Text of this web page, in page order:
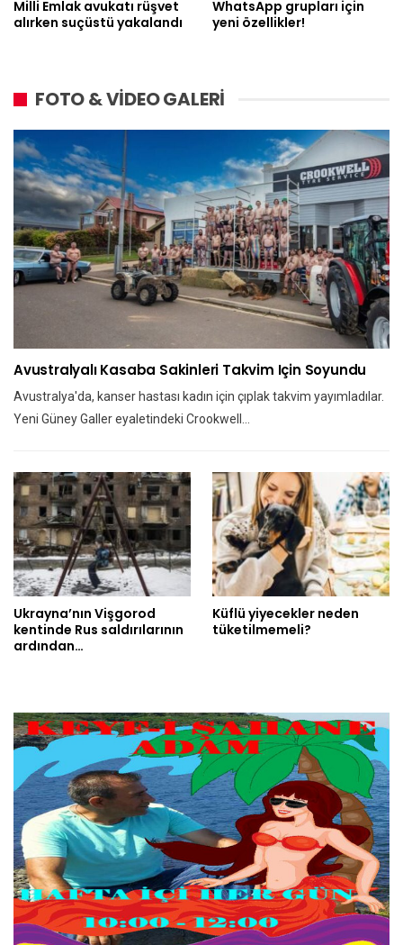
Milli Emlak avukatı rüşvet
alırken suçüstü yakalandı
WhatsApp grupları için
yeni özellikler!
FOTO & VİDEO GALERİ
Avustralyalı Kasaba Sakinleri Takvim Için Soyundu
Avustralya'da, kanser hastası kadın için çıplak takvim yayımladılar.
Yeni Güney Galler eyaletindeki Crookwell…
Ukrayna’nın Vişgorod
kentinde Rus saldırılarının
ardından…
Küflü yiyecekler neden
tüketilmemeli?